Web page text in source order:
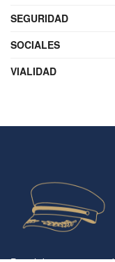
SEGURIDAD
SOCIALES
VIALIDAD